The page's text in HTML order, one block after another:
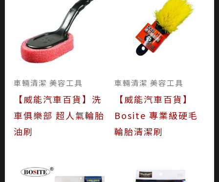
車輛清潔 美容工具
【威能汽車百貨】洗
車俱樂部 超人氣輪胎
油刷
車輛清潔 美容工具
【威能汽車百貨】
Bosite 專業級硬毛
輪胎清潔刷